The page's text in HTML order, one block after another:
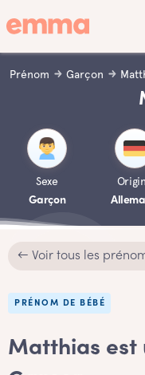
Prénom Garçon
Sexe
Garçon
← Voir tous les
PRÉNOM DE BÉBÉ
Matthias est